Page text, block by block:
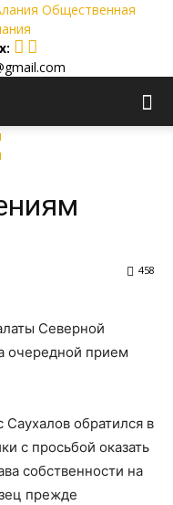
Общественная
458
Северной
очередной прием
обратился в
с просьбой оказать
собственности на
прежде